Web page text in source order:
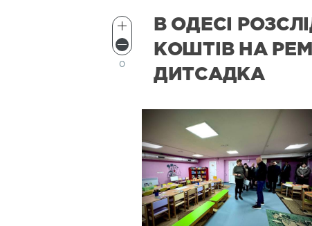
В ОДЕСІ
КОШТІВ НА
ДИТСАДКА
0